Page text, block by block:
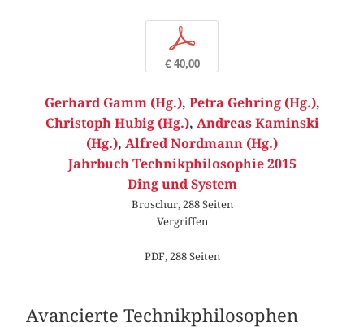
p
€ 40,00
Gerhard Gamm (Hg.), Petra Gehring (Hg.),
Christoph Hubig (Hg.), Andreas Kaminski
(Hg.), Alfred Nordmann (Hg.)
Jahrbuch Technikphilosophie 2015
Ding und System
Broschur, 288 Seiten
Vergriffen
PDF, 288 Seiten
Avancierte Technikphilosophen